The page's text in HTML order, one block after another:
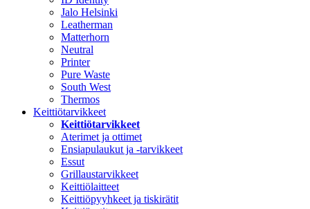
Jalo Helsinki
Leatherman
Matterhorn
Neutral
Printer
Pure Waste
South West
Thermos
Keittiötarvikkeet
Keittiötarvikkeet
Aterimet ja ottimet
Ensiapulaukut ja -tarvikkeet
Essut
Grillaustarvikkeet
Keittiölaitteet
Keittiöpyyhkeet ja tiskirätit